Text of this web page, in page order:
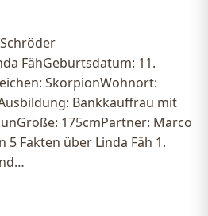
FähGeburtsdatum: 11.
SkorpionWohnort:
Bankkauffrau mit
175cmPartner: Marco
5 Fakten über Linda Fäh 1.